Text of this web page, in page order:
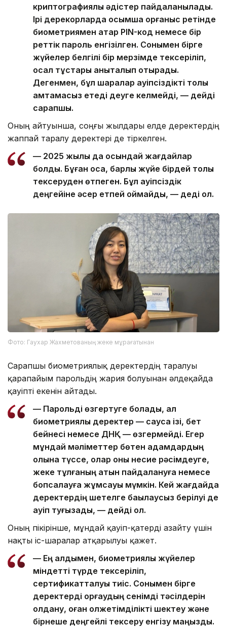
криптографиялық әдістер пайдаланылады.
Ірі дерекқорларда қосымша қорғаныс ретінде
биометриямен қатар PIN-код немесе бір
реттік пароль енгізілген. Сонымен бірге
жүйелер белгілі бір мерзімде тексеріліп,
осал тұстары анықталып отырады.
Дегенмен, бұл шаралар қауіпсіздікті толық
қамтамасыз етеді деуге келмейді, — дейді
сарапшы.
Оның айтуынша, соңғы жылдары елде деректердің
жаппай таралу деректері де тіркелген.
— 2025 жылы да осындай жағдайлар
болды. Бұған қоса, барлық жүйе бірдей толық
тексеруден өтпеген. Бұл қауіпсіздік
деңгейіне әсер етпей қоймайды, — деді ол.
Фото: Гаухар Жахметованың жеке мұрағатынан
Сарапшы биометриялық деректердің таралуы
қарапайым парольдің жария болуынан әлдеқайда
қауіпті екенін айтады.
— Парольді өзгертуге болады, ал
биометриялық деректер — саусақ ізі, бет
бейнесі немесе ДНҚ — өзгермейді. Егер
мұндай мәліметтер бөтен адамдардың
қолына түссе, олар оны несие рәсімдеуге,
жеке тұлғаның атын пайдалануға немесе
бопсалауға жұмсауы мүмкін. Кей жағдайда
деректердің шетелге бақылаусыз берілуі де
қауіп туғызады, — дейді ол.
Оның пікірінше, мұндай қауіп-қатерді азайту үшін
нақты іс-шаралар атқарылуы қажет.
— Ең алдымен, биометриялық жүйелер
міндетті түрде тексеріліп,
сертификатталуы тиіс. Сонымен бірге
деректерді қорғаудың сенімді тәсілдерін
қолдану, оған қолжетімділікті шектеу және
бірнеше деңгейлі тексеру енгізу маңызды.